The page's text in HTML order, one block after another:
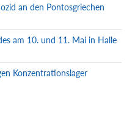
an den Pontosgriechen
am 10. und 11. Mai in Halle
Konzentrationslager